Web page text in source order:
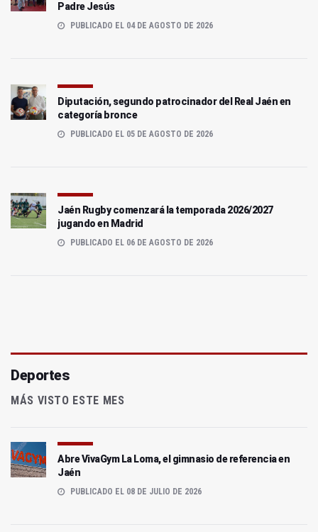
Padre Jesús
PUBLICADO EL 04 DE AGOSTO DE 2026
Diputación, segundo patrocinador del Real Jaén en
categoría bronce
PUBLICADO EL 05 DE AGOSTO DE 2026
Jaén Rugby comenzará la temporada 2026/2027
jugando en Madrid
PUBLICADO EL 06 DE AGOSTO DE 2026
Deportes
MÁS VISTO ESTE MES
Abre VivaGym La Loma, el gimnasio de referencia en
Jaén
PUBLICADO EL 08 DE JULIO DE 2026